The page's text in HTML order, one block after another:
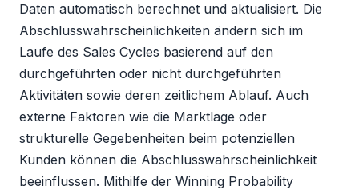
Daten automatisch berechnet und aktualisiert. Die
Abschlusswahrscheinlichkeiten ändern sich im
Laufe des Sales Cycles basierend auf den
durchgeführten oder nicht durchgeführten
Aktivitäten sowie deren zeitlichem Ablauf. Auch
externe Faktoren wie die Marktlage oder
strukturelle Gegebenheiten beim potenziellen
Kunden können die Abschlusswahrscheinlichkeit
beeinflussen. Mithilfe der Winning Probability